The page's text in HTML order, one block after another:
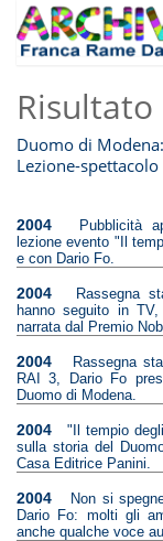
Risultato
Duomo di
Lezione-
2004
Pubblicità
lezione evento "Il
e con Dario Fo.
2004
Rassegna
hanno seguito in
narrata dal Premio
2004
Rassegna
RAI 3, Dario Fo
Duomo di Modena.
2004
"Il tempio
sulla storia del
Casa Editrice Panini.
2004
Non si
Dario Fo: molti gli
anche qualche voce